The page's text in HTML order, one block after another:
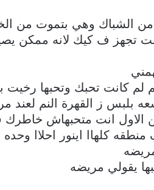
الشباك وهي بتموت من
تجهز ف كيك لانه ممكن
كانت تحبك وتحبها رخيت
بلبس ز القهرة النم لعند
انت متحبهاش خاطرك
كلهاا اينور احلاا
يقولي مريضه